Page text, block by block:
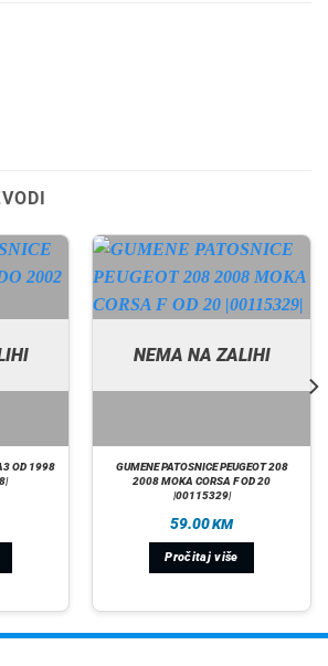
OD 1998
NEMA NA ZALIHI
GUMENE PATOSNICE PEUGEOT 208
2008 MOKA CORSA F OD 20
|00115329|
59.00KM
Pročitaj više